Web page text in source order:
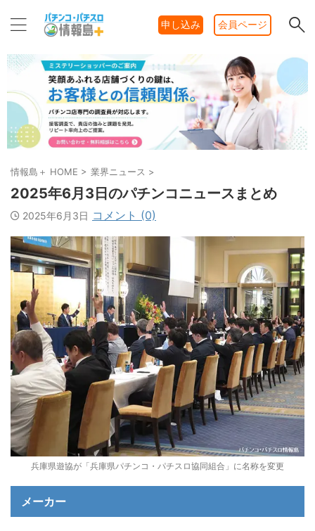
申し込み 会員ページ
情報島＋ HOME > 業界ニュース >
2025年6月3日のパチンコニュースまとめ
2025年6月3日 コメント (0)
兵庫県遊協が「兵庫県パチンコ・パチスロ協同組合」に名称を変更
メーカー